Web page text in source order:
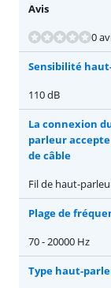
Avis
0
La note est de 7,3 sur
Sensibilité
110 dB
La connexion
parleur
de câble
Fil de haut-
Plage de
70 - 20000 Hz
Type haut-